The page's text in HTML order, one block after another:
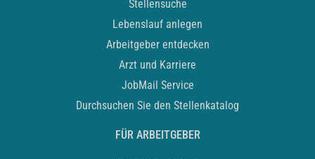
Stellensuche
Lebenslauf anlegen
Arbeitgeber entdecken
Arzt und Karriere
JobMail Service
Durchsuchen Sie den Stellenkatalog
FÜR ARBEITGEBER